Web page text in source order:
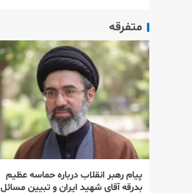
متفرقه
پیام رهبر انقلاب درباره حماسه عظیم
بدرقه آقای شهید ایران و تبیین مسائل